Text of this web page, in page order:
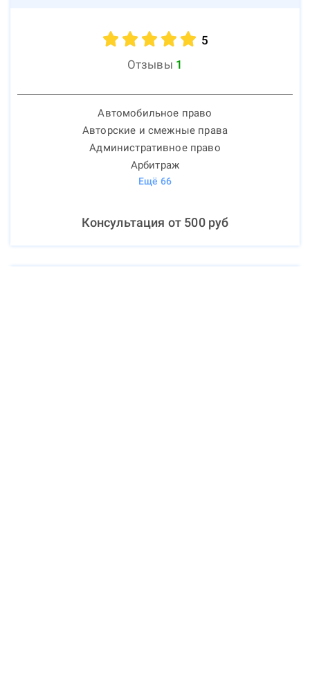
5
Отзывы 1
Автомобильное право
Авторские и смежные права
Административное право
Арбитраж
Ещё 66
Консультация от 500руб